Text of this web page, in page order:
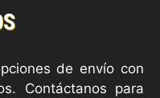
de envío con
Contáctanos para